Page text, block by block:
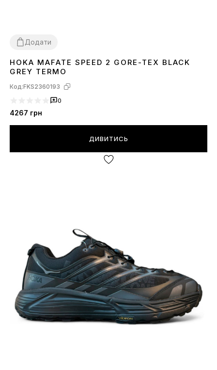
Додати
41 42434446
HOKA MAFATE SPEED 2 GORE-TEX BLACK
GREY TERMO
Код:FKS2360193
0
4267 грн
ДИВИТИСЬ